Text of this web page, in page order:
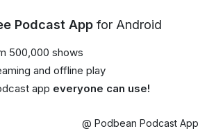
Podcast App for Android
500,000 shows
and offline play
app everyone can use!
@ Podbean Podcast App